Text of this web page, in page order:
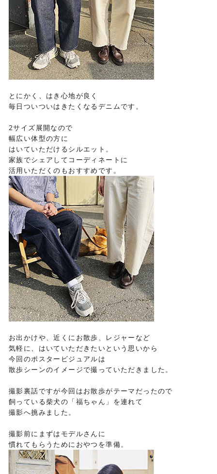
とにかく、はき心地が良く
毎日ついついはきたくなるデニムです。
2サイズ展開なので
幅広い体型の方に
はいていただけるシルエット。
家族でシェアしてコーディネートに
活用いただくのもおすすめです。
お出かけや、近くにお散歩、レジャーなど
気軽に、はいていただきたいという思いから
今回のポスタービジュアルは
散歩シーンのイメージで撮っていただきました。
撮影裏話ですが今回はお散歩がテーマだったので
飼っている柴犬の「福ちゃん」を連れて
撮影へ挑みました。
撮影前にまずはモデルさんに
慣れてもらうためにおやつを準備。